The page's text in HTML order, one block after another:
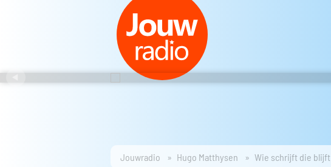
Jouwradio Hugo Matthysen Wie schrijft die blijft